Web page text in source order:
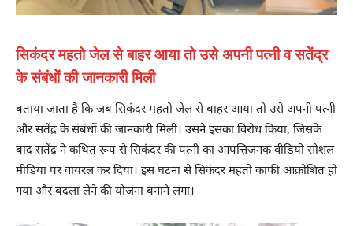
सिकंदर महतो जेल से बाहर आया तो उसे अपनी पत्नी व सतेंद्र
के संबंधों की जानकारी मिली
बताया जाता है कि जब सिकंदर महतो जेल से बाहर आया तो उसे अपनी पत्नी
और सतेंद्र के संबंधों की जानकारी मिली। उसने इसका विरोध किया, जिसके
बाद सतेंद्र ने कथित रूप से सिकंदर की पत्नी का आपत्तिजनक वीडियो सोशल
मीडिया पर वायरल कर दिया। इस घटना से सिकंदर महतो काफी आक्रोशित हो
गया और बदला लेने की योजना बनाने लगा।